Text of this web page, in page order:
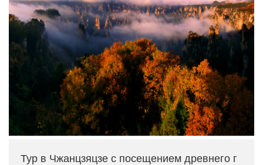
Тур в Чжанцзяцзе с посещением древнего г